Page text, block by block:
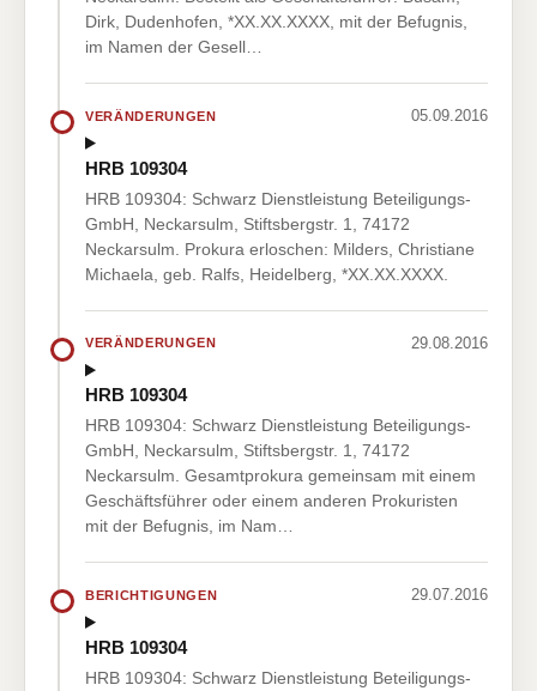
Dirk, Dudenhofen, *XX.XX.XXXX, mit der Befugnis,
im Namen der Gesell…
VERÄNDERUNGEN 05.09.2016
HRB 109304
HRB 109304: Schwarz Dienstleistung Beteiligungs-
GmbH, Neckarsulm, Stiftsbergstr. 1, 74172
Neckarsulm. Prokura erloschen: Milders, Christiane
Michaela, geb. Ralfs, Heidelberg, *XX.XX.XXXX.
VERÄNDERUNGEN 29.08.2016
HRB 109304
HRB 109304: Schwarz Dienstleistung Beteiligungs-
GmbH, Neckarsulm, Stiftsbergstr. 1, 74172
Neckarsulm. Gesamtprokura gemeinsam mit einem
Geschäftsführer oder einem anderen Prokuristen
mit der Befugnis, im Nam…
BERICHTIGUNGEN 29.07.2016
HRB 109304
HRB 109304: Schwarz Dienstleistung Beteiligungs-